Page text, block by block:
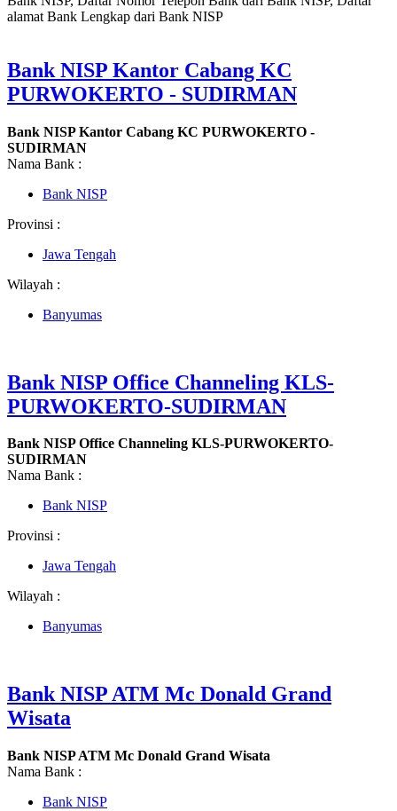
alamat Bank Lengkap dari Bank NISP
Bank NISP Kantor Cabang KC
PURWOKERTO - SUDIRMAN
Bank NISP Kantor Cabang KC PURWOKERTO -
SUDIRMAN
Nama Bank :
Bank NISP
Provinsi :
Jawa Tengah
Wilayah :
Banyumas
Bank NISP Office Channeling KLS-
PURWOKERTO-SUDIRMAN
Bank NISP Office Channeling KLS-PURWOKERTO-
SUDIRMAN
Nama Bank :
Bank NISP
Provinsi :
Jawa Tengah
Wilayah :
Banyumas
Bank NISP ATM Mc Donald Grand
Wisata
Bank NISP ATM Mc Donald Grand Wisata
Nama Bank :
Bank NISP